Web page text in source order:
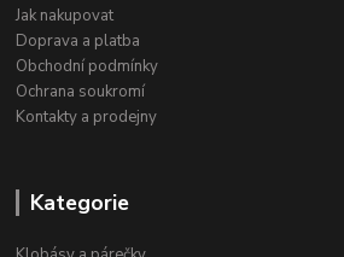
Jak nakupovat
Doprava a platba
Obchodní podmínky
Ochrana soukromí
Kontakty a prodejny
Kategorie